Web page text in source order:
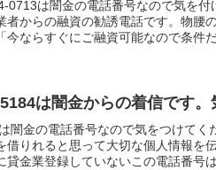
0713は闇金の電話番号なので気を
者からの融資の勧誘電話です。物腰
ならすぐにご融資可能なので条件だ
は闇金からの着信です
闇金の電話番号なので気をつけてく
借りれると思って大切な個人情報を
貸金業登録していないこの電話番号